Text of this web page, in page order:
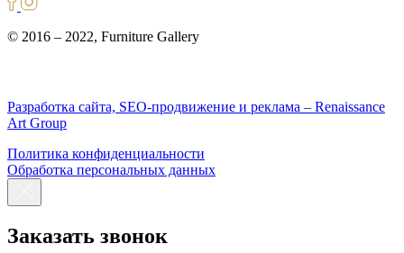
© 2016 – 2022, Furniture Gallery
Разработка сайта, SEO-продвижение и реклама – Renaissance
Art Group
Политика конфиденциальности
Обработка персональных данных
Заказать звонок